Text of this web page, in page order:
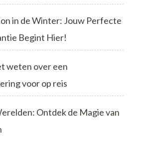
in de Winter: Jouw Perfecte
Begint Hier!
weten over een
voor op reis
Ontdek de Magie van